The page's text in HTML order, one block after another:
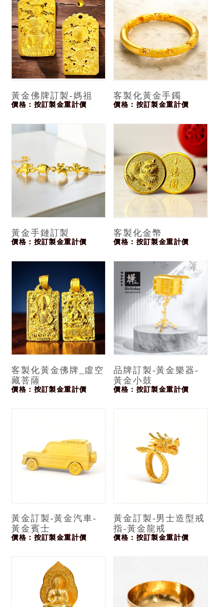
黃金佛牌訂製-媽祖
價格：按訂製金重計價
客製化黃金手鐲
價格：按訂製金重計價
黃金手鏈訂製
價格：按訂製金重計價
客製化金幣
價格：按訂製金重計價
客製化黃金佛牌_虛空
藏菩薩
價格：按訂製金重計價
品牌訂製-黃金樂器-
黃金小鼓
價格：按訂製金重計價
黃金訂製-黃金汽車-
黃金賓士
價格：按訂製金重計價
黃金訂製-男士造型戒
指-黃金龍戒
價格：按訂製金重計價